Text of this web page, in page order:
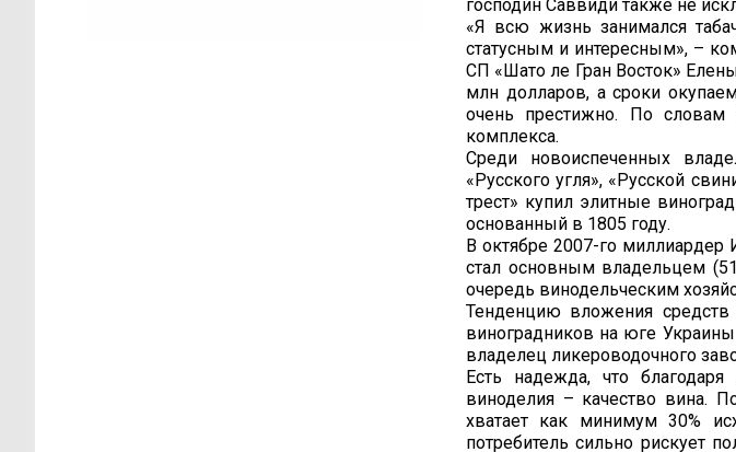
господин Саввиди также не
«Я всю жизнь занимался
статусным и интересным», –
СП «Шато ле Гран Восток»
млн долларов, а сроки
очень престижно. По словам
комплекса.
Среди новоиспеченных
«Русского угля», «Русской
трест» купил элитные
основанный в 1805 году.
В октябре 2007-го
стал основным владельцем
очередь винодельческим
Тенденцию вложения
виноградников на юге
владелец ликероводочного
Есть надежда, что благодаря
виноделия – качество вина.
хватает как минимум 30%
потребитель сильно рискует